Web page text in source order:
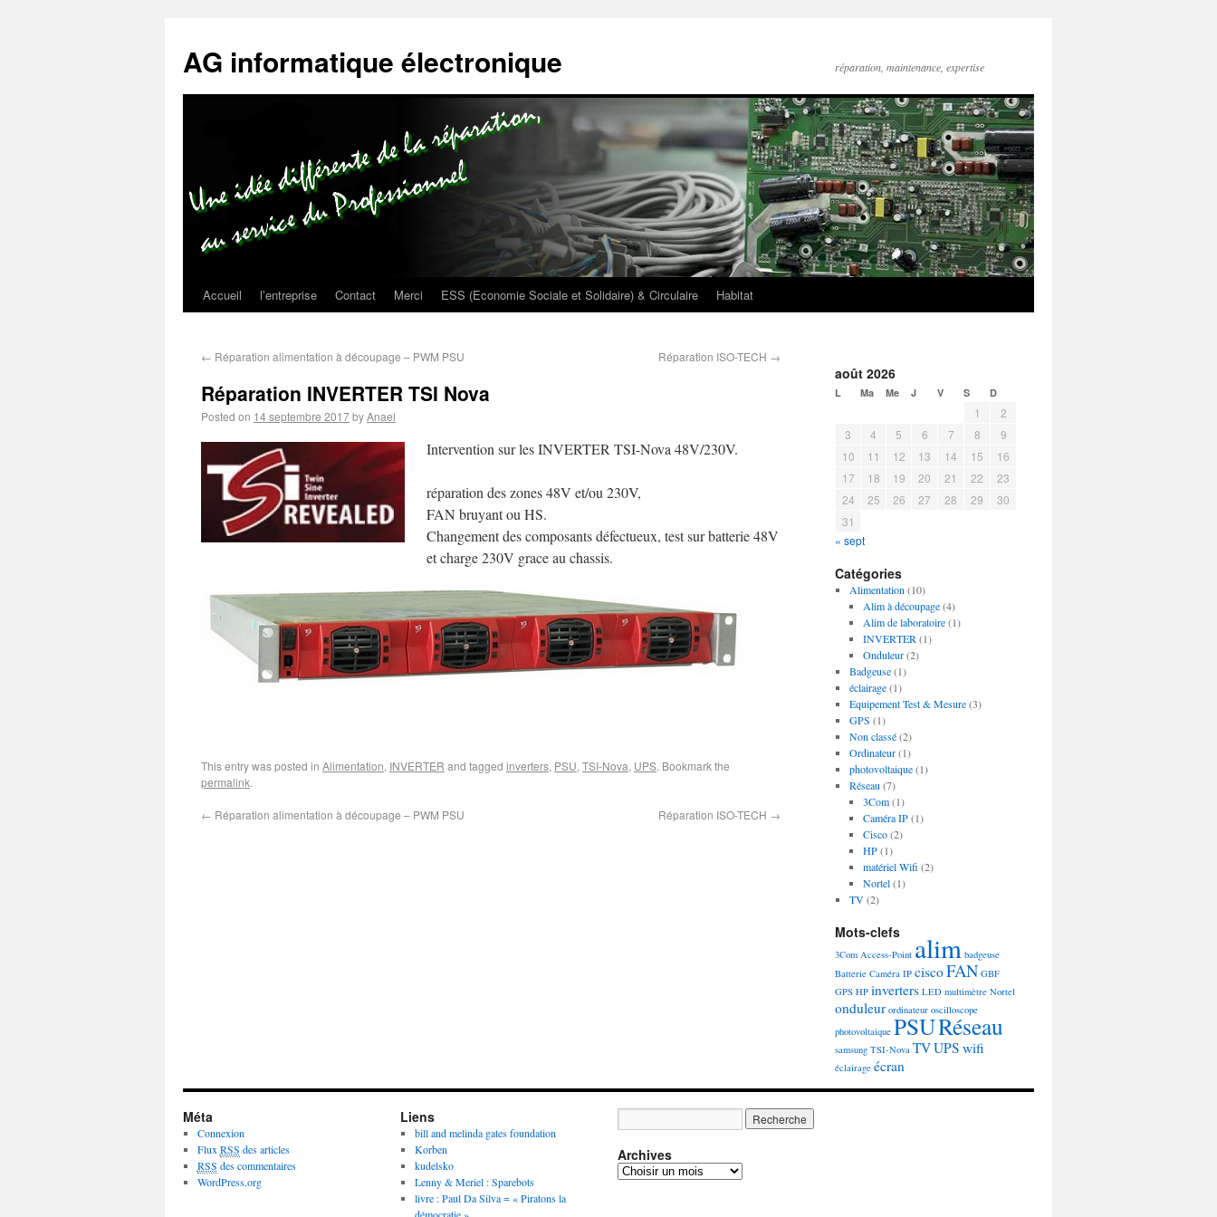
AG informatique électronique réparation, maintenance, expertise
Accueil l’entreprise Contact Merci ESS (Economie Sociale et Solidaire) & Circulaire Habitat
← Réparation alimentation à découpage – PWM PSU Réparation ISO-TECH →
Réparation INVERTER TSI Nova
Posted on 14 septembre 2017byAnael
Intervention sur les INVERTER TSI-Nova 48V/230V.
réparation des zones 48V et/ou 230V,
FAN bruyant ou HS.
Changement des composants défectueux, test sur batterie 48V
et charge 230V grace au chassis.
This entry was posted in Alimentation, INVERTER and tagged inverters, PSU, TSI-Nova, UPS. Bookmark the
permalink.
← Réparation alimentation à découpage – PWM PSU Réparation ISO-TECH →
août 2026
L Ma Me J V S D
« sept
1
2
3
4 5 6 7 8
9
10
11 12 13 14 15
16
17
18 19 20 21 22
23
24
25 26 27 28 29
30
31
Catégories
Alimentation (10)
Alim à découpage(4)
Alim de laboratoire(1)
INVERTER (1)
Onduleur(2)
Badgeuse(1)
éclairage(1)
Equipement Test & Mesure(3)
GPS (1)
Non classé(2)
Ordinateur(1)
photovoltaique(1)
Réseau (7)
3Com(1)
Caméra IP(1)
Cisco(2)
HP(1)
matériel Wifi (2)
Nortel(1)
TV(2)
Mots-clefs
3Com Access-Point alim badgeuse
Batterie Caméra IP ciscoFAN GBF
GPS HP inverters LED multimètre Nortel
onduleur ordinateur oscilloscope
photovoltaique PSURéseau
samsung TSI-Nova TVUPS wifi
éclairage écran
Méta
Connexion
Flux RSS des articles
RSS des commentaires
WordPress.org
Liens
bill and melinda gates foundation
Korben
kudelsko
Lenny & Meriel : Sparebots
livre : Paul Da Silva = « Piratons la
Archives